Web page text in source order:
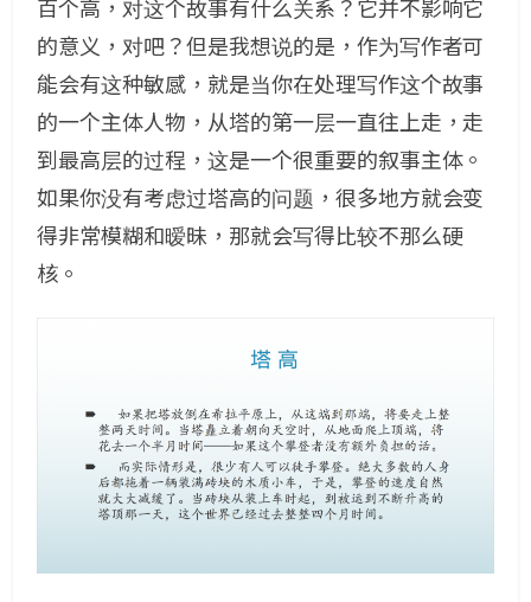
百个高，对这个故事有什么关系？它并不影响它
的意义，对吧？但是我想说的是，作为写作者可
能会有这种敏感，就是当你在处理写作这个故事
的一个主体人物，从塔的第一层一直往上走，走
到最高层的过程，这是一个很重要的叙事主体。
如果你没有考虑过塔高的问题，很多地方就会变
得非常模糊和暧昧，那就会写得比较不那么硬
核。